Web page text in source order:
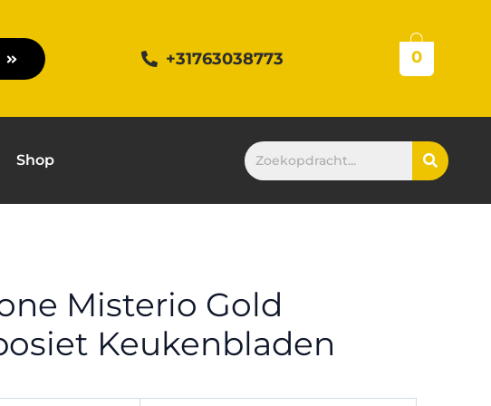
+31763038773 0
Shop
Misterio Gold
Keukenbladen